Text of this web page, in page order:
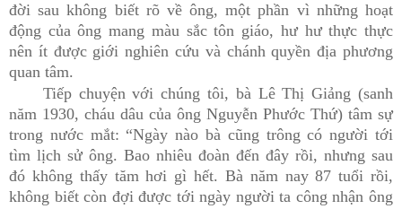
đời sau không biết rõ về ông, một phần vì những hoạt
động của ông mang màu sắc tôn giáo, hư hư thực thực
nên ít được giới nghiên cứu và chánh quyền địa phương
quan tâm.
Tiếp chuyện với chúng tôi, bà Lê Thị Giảng (sanh
năm 1930, cháu dâu của ông Nguyễn Phước Thứ) tâm sự
trong nước mắt: “Ngày nào bà cũng trông có người tới
tìm lịch sử ông. Bao nhiêu đoàn đến đây rồi, nhưng sau
đó không thấy tăm hơi gì hết. Bà năm nay 87 tuổi rồi,
không biết còn đợi được tới ngày người ta công nhận ông